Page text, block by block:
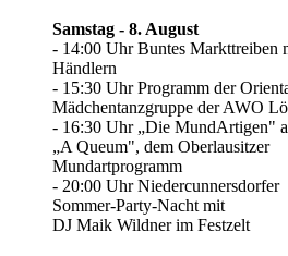
Samstag - 8. August
- 14:00 Uhr Buntes Markttreiben
Händlern
- 15:30 Uhr Programm der
Mädchentanzgruppe der AWO
- 16:30 Uhr „Die MundArtigen"
„A Queum", dem Oberlausitzer
Mundartprogramm
- 20:00 Uhr Niedercunnersdorfer
Sommer-Party-Nacht mit
DJ Maik Wildner im Festzelt